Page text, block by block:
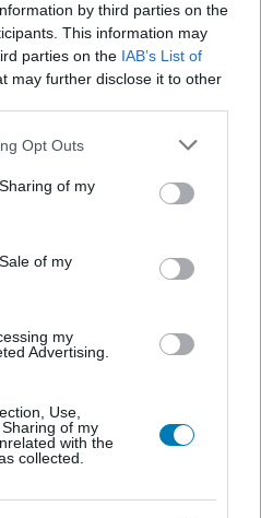
by third parties on the
This information may
parties on the IAB’s List of
may further disclose it to other
app uses one or more Google
behaviour. You may click to
and its third-party tags to
purposes in below Google
Opt Outs
of my
of my
my
Advertising.
Use,
of my
with the
collected.
lenni nehéz
videojáték van, de a Life is
megpróbálta növelni a
a nyáron